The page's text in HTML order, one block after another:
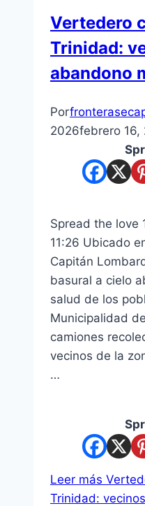
Vertedero
Trinidad:
abandono
Por
2026febrero 16,
Spread the love
11:26 Ubicado
Capitán
basural a cielo
salud de los
Municipalidad
camiones
vecinos de la
…
Leer más
Trinidad: